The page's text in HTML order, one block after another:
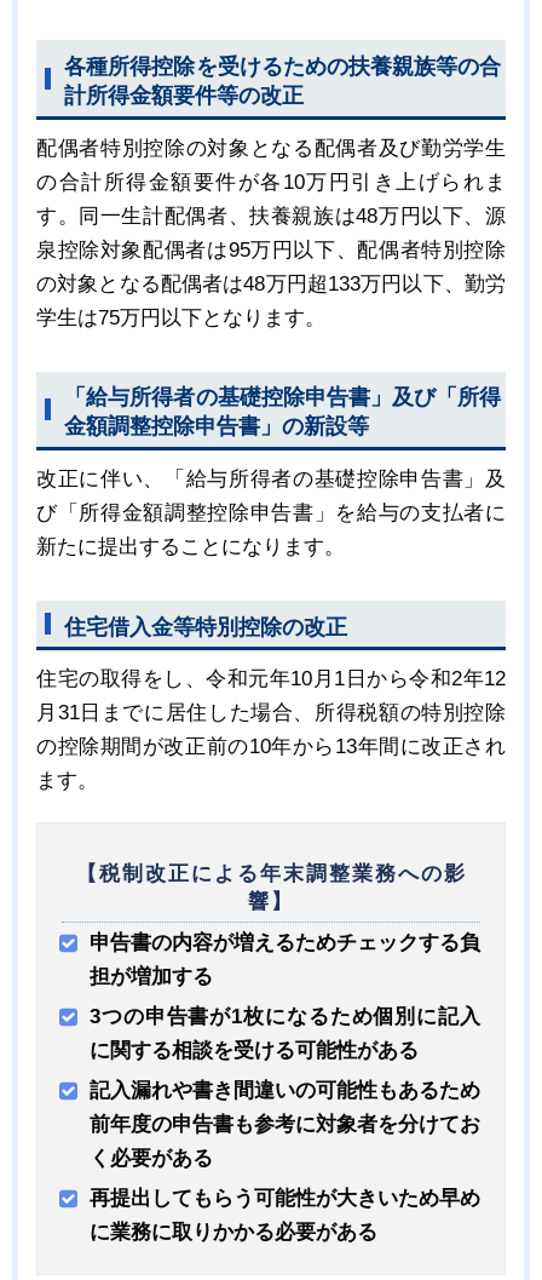
各種所得控除を受けるための扶養親族等の合
計所得金額要件等の改正
配偶者特別控除の対象となる配偶者及び勤労学生
の合計所得金額要件が各10万円引き上げられま
す。同一生計配偶者、扶養親族は48万円以下、源
泉控除対象配偶者は95万円以下、配偶者特別控除
の対象となる配偶者は48万円超133万円以下、勤労
学生は75万円以下となります。
「給与所得者の基礎控除申告書」及び「所得
金額調整控除申告書」の新設等
改正に伴い、「給与所得者の基礎控除申告書」及
び「所得金額調整控除申告書」を給与の支払者に
新たに提出することになります。
住宅借入金等特別控除の改正
住宅の取得をし、令和元年10月1日から令和2年12
月31日までに居住した場合、所得税額の特別控除
の控除期間が改正前の10年から13年間に改正され
ます。
【税制改正による年末調整業務への影
響】
申告書の内容が増えるためチェックする負
担が増加する
3つの申告書が1枚になるため個別に記入
に関する相談を受ける可能性がある
記入漏れや書き間違いの可能性もあるため
前年度の申告書も参考に対象者を分けてお
く必要がある
再提出してもらう可能性が大きいため早め
に業務に取りかかる必要がある